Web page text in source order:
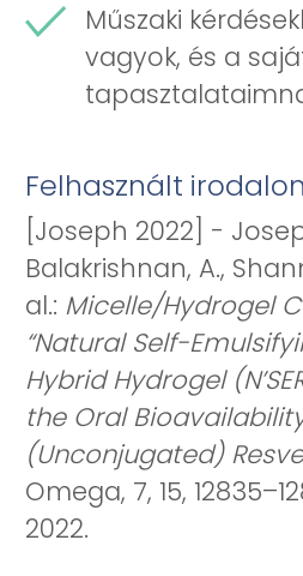
Műszaki
vagyok, és a
Felhasznált
[Joseph 2022] -
Balakrishnan, A.,
al.: Micelle/Hydrogel
“Natural Self-
Hybrid Hydrogel
the Oral
(Unconjugated)
Omega, 7, 15,
2022.